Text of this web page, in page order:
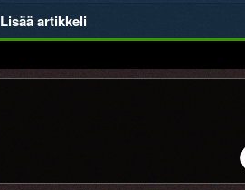
Lisää artikkeli